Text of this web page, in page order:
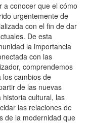
a conocer que el cómo
urgentemente de
con el fin de dar
De esta
la importancia
con las
comprendemos
los cambios de
de las nuevas
cultural, las
las relaciones de
de la modernidad que